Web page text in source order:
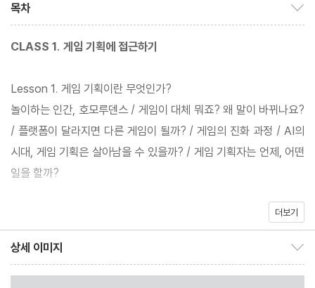
게임 등 다수의 플랫폼에서 여러 장르를 개발한 20년차 현업 게임
기획자가 게임의 트렌드는 변하더라도 변하지 않는 게임 기획의 코
도와 같은 콘솔 게임으로, 온라인 게임에서 모바일, VR, AR 게임으
로 게임은 시대에 따라 빠르게 변한다. 이런 변화에 적응하기 위해서
는 변치 않는 원론에 대한 학습이 필요하다.
이 책은 게임 기획 실무와 가장 가까운 내용으로 게임 기획의 기법과
이론을 쉽고 재미있게 알려준다. 뿐만 아니라 직업인으로서의 게임
기획자에게 꼭 필요한 업무 역량, 즉 게임 기획자로 일하며 오래 살
목차
CLASS 1. 게임 기획에 접근하기
Lesson 1. 게임 기획이란 무엇인가?
놀이하는 인간, 호모루덴스 / 게임이 대체 뭐죠? 왜 말이 바뀌나요?
/ 플랫폼이 달라지면 다른 게임이 될까? / 게임의 진화 과정 / AI의
시대, 게임 기획은 살아남을 수 있을까? / 게임 기획자는 언제, 어떤
일을 할까?
견과 고정관념에서 벗어나기
더보기
상세 이미지